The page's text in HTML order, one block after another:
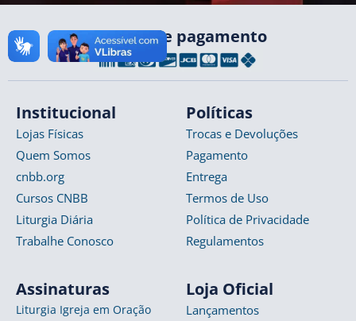
Formas de pagamento
Institucional
Lojas Físicas
Quem Somos
cnbb.org
Cursos CNBB
Liturgia Diária
Trabalhe Conosco
Políticas
Trocas e Devoluções
Pagamento
Entrega
Termos de Uso
Política de Privacidade
Regulamentos
Assinaturas
Liturgia Igreja em Oração
Loja Oficial
Lançamentos